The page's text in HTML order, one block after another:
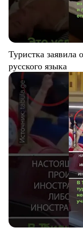
Туристка заявила
русского языка